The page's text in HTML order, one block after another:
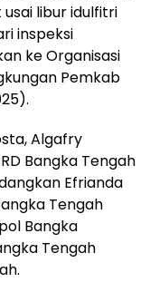
libur idulfitri
inspeksi
ke Organisasi
Pemkab
Algafry
Bangka Tengah
Efrianda
Tengah
Bangka
Tengah